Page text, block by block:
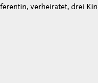
verheiratet, drei